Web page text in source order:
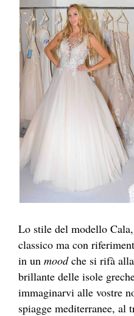
Lo stile del modello
classico ma con
in un moodche si rifà alla
brillante delle isole
immaginarvi alle vostre
spiagge mediterranee, al